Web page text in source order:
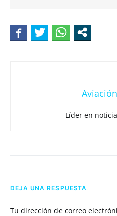
Líder en
DEJA UNA RESPUESTA
Tu dirección de correo